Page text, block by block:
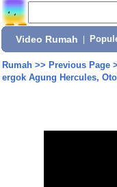
Video Rumah
Rumah>> Previous Page
ergok Agung Hercules,